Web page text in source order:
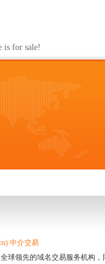
is for sale!
中介交易
球领先的域名交易服务机构